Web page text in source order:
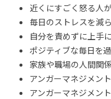
近くにすごく怒る人
毎日のストレスを減
自分を責めずに上手
ポジティブな毎日を
家族や職場の人間関
アンガーマネジメン
アンガーマネジメン